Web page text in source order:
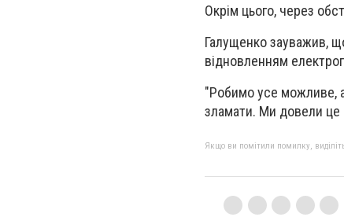
Окрім цього, через
Галущенко зауважив,
відновленням
"Робимо усе можливе,
зламати. Ми довели це
Якщо ви помітили помилку,